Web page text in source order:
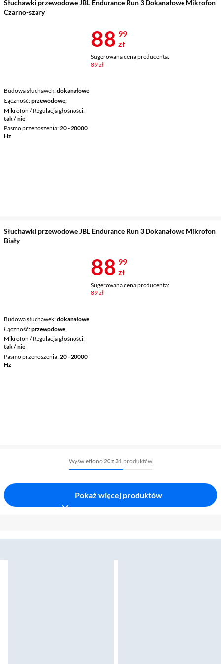
Słuchawki przewodowe JBL Endurance Run 3 Dokanałowe Mikrofon
Czarno-szary
Budowa słuchawek dokanałowe
Łączność przewodowe,
Mikrofon / Regulacja głośności
tak / nie
Pasmo przenoszenia 20 - 20000
Hz
Cena 88,99
88 99
zł
Sugerowana cena producenta:
89 zł
Słuchawki przewodowe JBL Endurance Run 3 Dokanałowe Mikrofon
Biały
Budowa słuchawek dokanałowe
Łączność przewodowe,
Mikrofon / Regulacja głośności
tak / nie
Pasmo przenoszenia 20 - 20000
Hz
Cena 88,99
88 99
zł
Sugerowana cena producenta:
89 zł
Wyświetlono 20 z 31 produktów
Pokaż więcej produktów